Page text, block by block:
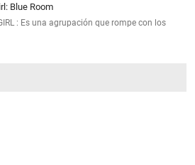
Blue Room
: Es una agrupación que rompe con los